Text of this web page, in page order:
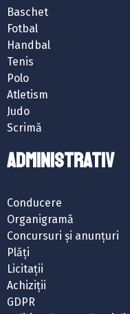
Baschet
Fotbal
Handbal
Tenis
Polo
Atletism
Judo
Scrimă
ADMINISTRATIV
Conducere
Organigramă
Concursuri și anunțuri
Plăți
Licitații
Achiziții
GDPR